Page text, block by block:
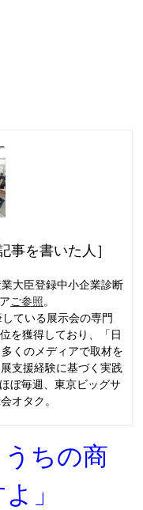
事を書いた人］
大臣登録中小企業診断
ご参照。
ている展示会の専門
を獲得しており、「日
くのメディアで取材を
支援経験に基づく実践
ぼ毎週、東京ビッグサ
オタク。
うちの商
」